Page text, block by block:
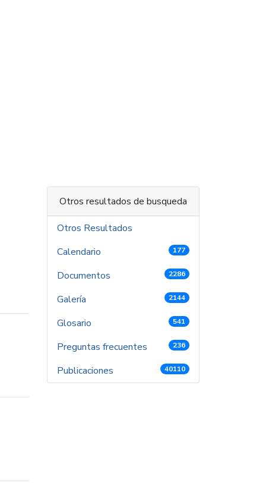
Otros resultados de busqueda
Otros Resultados
Calendario
177
Documentos 2286
Galería 2144
Glosario 541
Preguntas frecuentes 236
Publicaciones 40110